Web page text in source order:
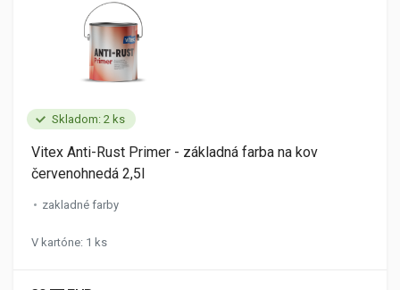
Skladom: 2 ks
Vitex Anti-Rust Primer - základná farba na kov
červenohnedá 2,5l
zakladné farby
V kartóne: 1 ks